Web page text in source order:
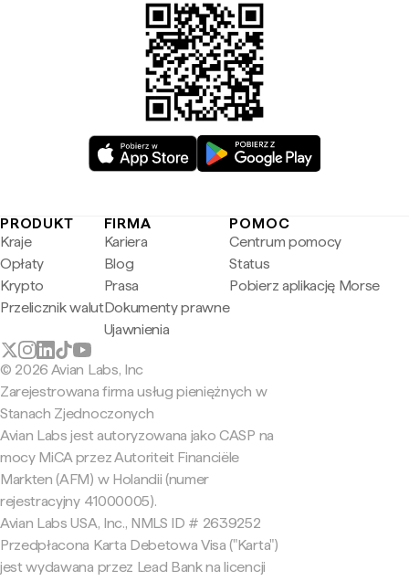
PRODUKT
Kraje
Opłaty
Krypto
Przelicznik walut
FIRMA
Kariera
Blog
Prasa
Dokumenty prawne
Ujawnienia
POMOC
Centrum pomocy
Status
Pobierz aplikację Morse
© 2026 Avian Labs, Inc
Zarejestrowana firma usług pieniężnych w
Stanach Zjednoczonych
Avian Labs jest autoryzowana jako CASP na
mocy MiCA przez Autoriteit Financiële
Markten (AFM) w Holandii (numer
rejestracyjny 41000005).
Avian Labs USA, Inc., NMLS ID # 2639252
Przedpłacona Karta Debetowa Visa ("Karta")
jest wydawana przez Lead Bank na licencji